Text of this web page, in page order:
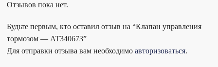
Отзывов пока нет.
Будьте первым, кто оставил отзыв на “Клапан управления
тормозом — AT340673”
Для отправки отзыва вам необходимо авторизоваться.